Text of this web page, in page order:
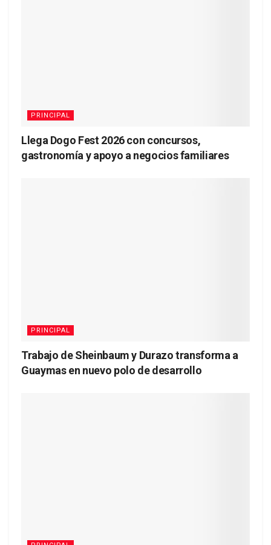
PRINCIPAL
Llega Dogo Fest 2026 con concursos,
gastronomía y apoyo a negocios familiares
PRINCIPAL
Trabajo de Sheinbaum y Durazo transforma a
Guaymas en nuevo polo de desarrollo